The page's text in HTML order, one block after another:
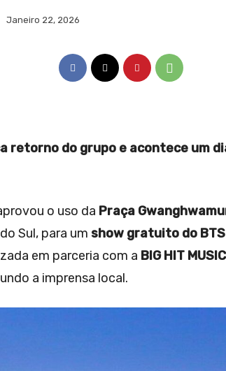
Janeiro 22, 2026
retorno do grupo e acontece um
o uso da Praça
Sul, para um show gratuito do BTS
em parceria com a BIG HIT MUSIC
a imprensa local.